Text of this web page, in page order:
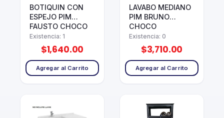
BOTIQUIN CON
ESPEJO PIM
FAUSTO CHOCO
Existencia: 1
$1,640.00
Agregar al Carrito
LAVABO MEDIANO
PIM BRUNO
CHOCO
Existencia: 0
$3,710.00
Agregar al Carrito